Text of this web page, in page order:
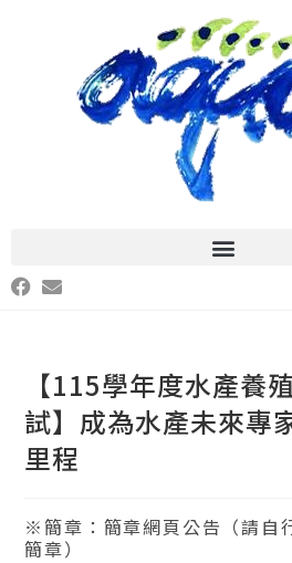
【115學年度水產養
試】成為水產未來專
里程
※簡章：簡章網頁公告（請自
簡章）